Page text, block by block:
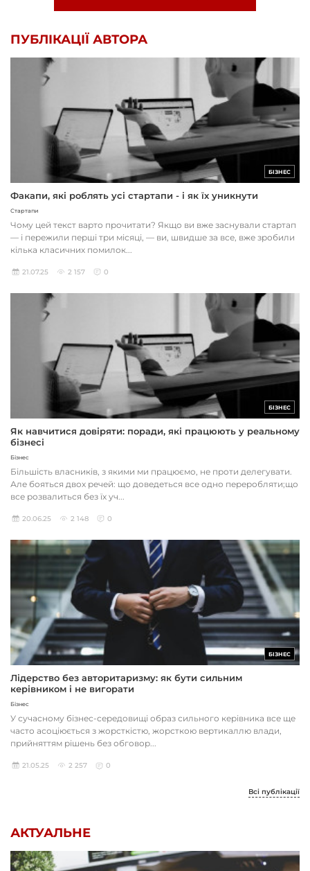
ПУБЛІКАЦІЇ АВТОРА
БІЗНЕС
Факапи, які роблять усі стартапи - і як їх уникнути
Стартапи
Чому цей текст варто прочитати? Якщо ви вже заснували стартап
— і пережили перші три місяці, — ви, швидше за все, вже зробили
кілька класичних помилок...
21.07.25 2 157 0
БІЗНЕС
Як навчитися довіряти: поради, які працюють у реальному
бізнесі
Бізнес
Більшість власників, з якими ми працюємо, не проти делегувати.
Але бояться двох речей: що доведеться все одно переробляти;що
все розвалиться без їх уч...
20.06.25 2 148 0
БІЗНЕС
Лідерство без авторитаризму: як бути сильним
керівником і не вигорати
Бізнес
У сучасному бізнес-середовищі образ сильного керівника все ще
часто асоціюється з жорсткістю, жорсткою вертикаллю влади,
прийняттям рішень без обговор...
21.05.25 2 257 0
Всі публікації
АКТУАЛЬНЕ